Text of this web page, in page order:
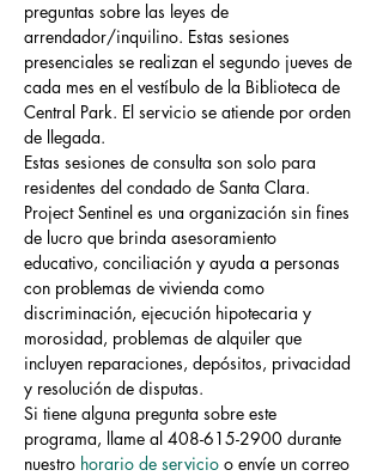
preguntas sobre las leyes de
arrendador/inquilino. Estas sesiones
presenciales se realizan el segundo jueves de
cada mes en el vestíbulo de la Biblioteca de
Central Park. El servicio se atiende por orden
de llegada.
Estas sesiones de consulta son solo para
residentes del condado de Santa Clara.
Project Sentinel es una organización sin fines
de lucro que brinda asesoramiento
educativo, conciliación y ayuda a personas
con problemas de vivienda como
discriminación, ejecución hipotecaria y
morosidad, problemas de alquiler que
incluyen reparaciones, depósitos, privacidad
y resolución de disputas.
Si tiene alguna pregunta sobre este
programa, llame al 408-615-2900 durante
nuestro horario de servicio o envíe un correo